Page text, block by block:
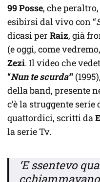
99 Posse, che
esibirsi dal vivo con “
dicasi per Raiz, già
(e oggi, come
Zezi. Il video che
“Nun te scurda’“
della band, presente
c’è la struggente
quattordici, scritti da
la serie Tv.
‘E ssentevo